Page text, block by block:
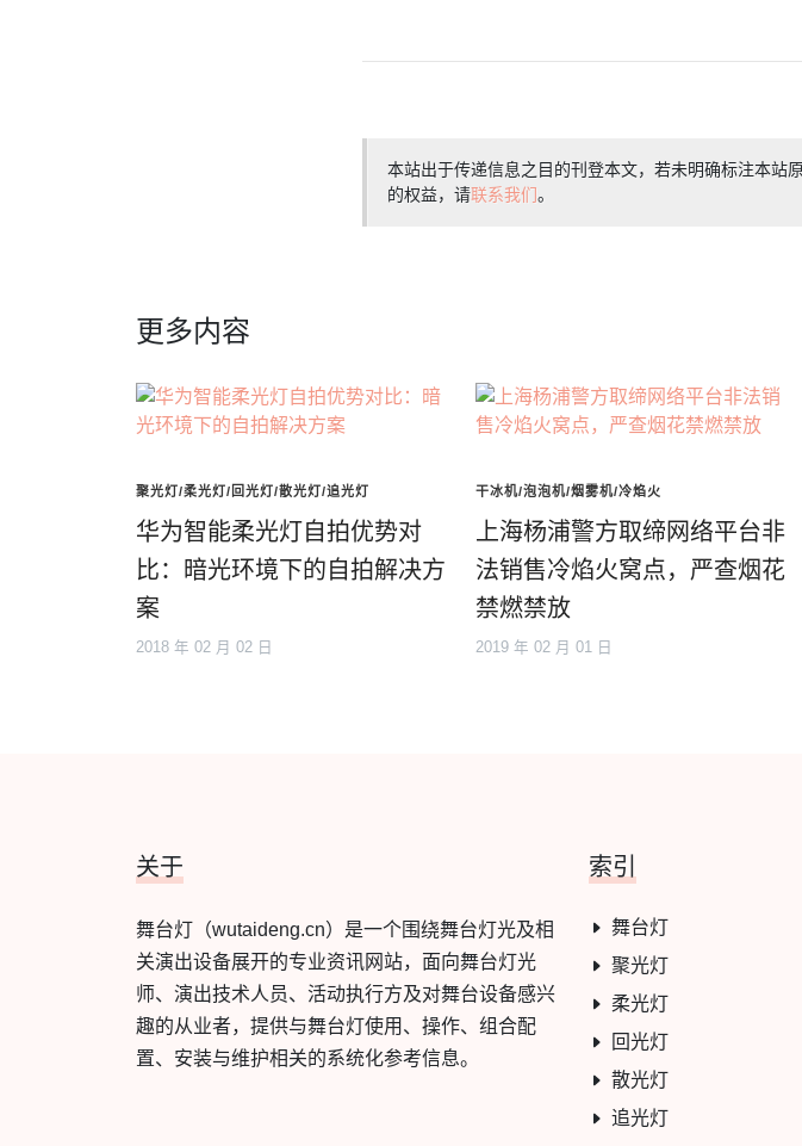
本站出于传递信息之目的刊登本文，若未明确标注本站
的权益，请联系我们。
更多内容
聚光灯/柔光灯/回光灯/散光灯/追光灯
华为智能柔光灯自拍优势对
比：暗光环境下的自拍解决方
案
2018 年 02 月 02 日
干冰机/泡泡机/烟雾机/冷焰火
上海杨浦警方取缔网络平台非
法销售冷焰火窝点，严查烟花
禁燃禁放
2019 年 02 月 01 日
关于
舞台灯（wutaideng.cn）是一个围绕舞台灯光及相
关演出设备展开的专业资讯网站，面向舞台灯光
师、演出技术人员、活动执行方及对舞台设备感兴
趣的从业者，提供与舞台灯使用、操作、组合配
置、安装与维护相关的系统化参考信息。
索引
舞台灯
聚光灯
柔光灯
回光灯
散光灯
追光灯